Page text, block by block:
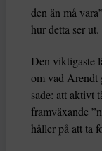
den än må
hur detta ser ut.
Den viktigaste
om vad Arendt
sade: att aktivt
framväxande
håller på att ta